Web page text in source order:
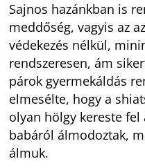
Sajnos hazánkban is
meddőség, vagyis az
védekezés nélkül,
rendszeresen, ám
párok gyermekáldás
elmesélte, hogy a
olyan hölgy kereste
babáról álmodoztak,
álmuk.